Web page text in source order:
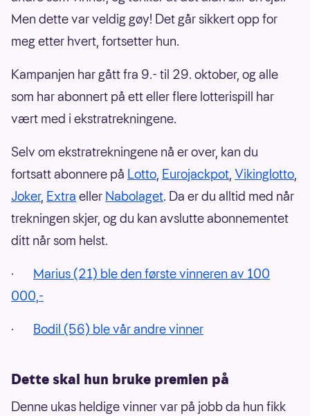
Men dette var veldig gøy! Det går sikkert opp for
meg etter hvert, fortsetter hun.
Kampanjen har gått fra 9.- til 29. oktober, og alle
som har abonnert på ett eller flere lotterispill har
vært med i ekstratrekningene.
Selv om ekstratrekningene nå er over, kan du
fortsatt abonnere på Lotto, Eurojackpot, Vikinglotto,
Joker, Extra eller Nabolaget. Da er du alltid med når
trekningen skjer, og du kan avslutte abonnementet
ditt når som helst.
· Marius (21) ble den første vinneren av 100
000,-
· Bodil (56) ble vår andre vinner
Dette skal hun bruke premien på
Denne ukas heldige vinner var på jobb da hun fikk